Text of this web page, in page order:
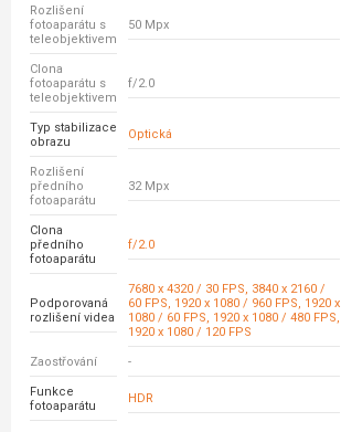
Rozlišení
fotoaparátu s
teleobjektivem
50 Mpx
Clona
fotoaparátu s
teleobjektivem
f/2.0
Typ stabilizace
obrazu
Optická
Rozlišení
předního
fotoaparátu
32 Mpx
Clona
předního
fotoaparátu
f/2.0
Podporovaná
rozlišení videa
7680 x 4320 / 30 FPS, 3840 x 2160 /
60 FPS, 1920 x 1080 / 960 FPS, 1920 x
1080 / 60 FPS, 1920 x 1080 / 480 FPS,
1920 x 1080 / 120 FPS
Zaostřování -
Funkce
fotoaparátu
HDR